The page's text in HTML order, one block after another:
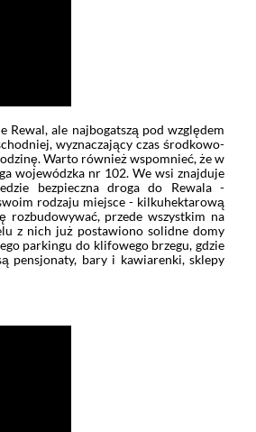
Rewal, ale najbogatszą pod względem
wyznaczający czas środkowo-
Warto również wspomnieć, że w
wojewódzka nr 102. We wsi znajduje
bezpieczna droga do Rewala -
rodzaju miejsce - kilkuhektarową
rozbudowywać, przede wszystkim na
z nich już postawiono solidne domy
parkingu do klifowego brzegu, gdzie
pensjonaty, bary i kawiarenki, sklepy